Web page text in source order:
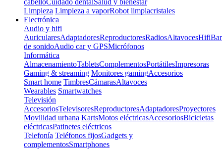
cabelloCuidado dentalSalud y bienestar
Limpieza Limpieza a vaporRobot limpiacristales
Electrónica
Audio y hifi
AuricularesAdaptadoresReproductoresRadiosAltavocesHifi
de sonidoAudio car y GPSMicrófonos
Informática
AlmacenamientoTabletsComplementosPortátilesImpresoras
Gaming & streaming Monitores gamingAccesorios
Smart home TimbresCámarasAltavoces
Wearables Smartwatches
Televisión
AccesoriosTelevisoresReproductoresAdaptadoresProyectores
Movilidad urbana KartsMotos eléctricasAccesoriosBicicletas
eléctricasPatinetes eléctricos
Telefonía Teléfonos fijosGadgets y
complementosSmartphones